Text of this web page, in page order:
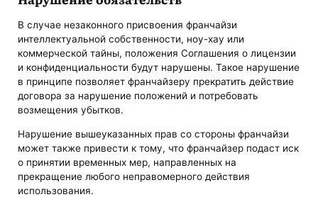
В случае незаконного присвоения франчайзи
интеллектуальной собственности, ноу-хау или
коммерческой тайны, положения Соглашения о лицензии
и конфиденциальности будут нарушены. Такое нарушение
в принципе позволяет франчайзеру прекратить действие
договора за нарушение положений и потребовать
возмещения убытков.
Нарушение вышеуказанных прав со стороны франчайзи
может также привести к тому, что франчайзер подаст иск
о принятии временных мер, направленных на
прекращение любого неправомерного действия
использования.